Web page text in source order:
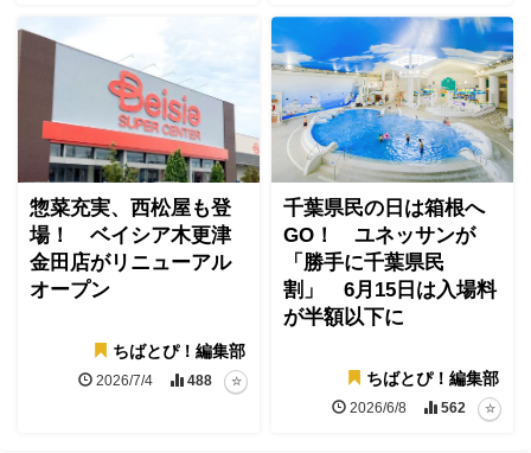
惣菜充実、西松屋も登
場！ ベイシア木更津
金田店がリニューアル
オープン
ちばとぴ！編集部
2026/7/4 488
千葉県民の日は箱根へ
GO！ ユネッサンが
「勝手に千葉県民
割」 6月15日は入場料
が半額以下に
ちばとぴ！編集部
2026/6/8 562